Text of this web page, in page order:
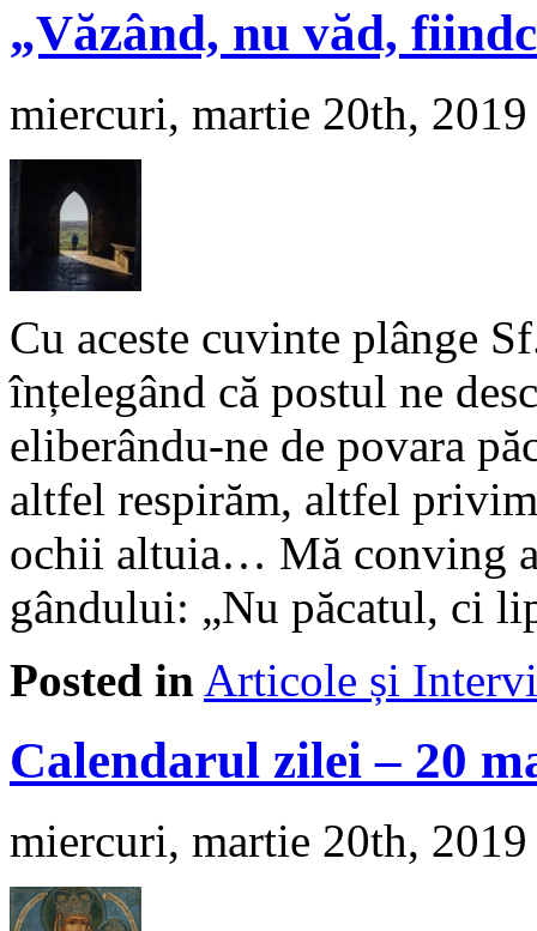
„Văzând, nu văd,
miercuri, martie 20th, 2019
Cu aceste cuvinte plânge
înțelegând că postul ne
eliberându-ne de povara
altfel respirăm, altfel
ochii altuia… Mă conving a
gândului: „Nu păcatul, ci
Posted in Articole și
Calendarul zilei – 20
miercuri, martie 20th, 2019